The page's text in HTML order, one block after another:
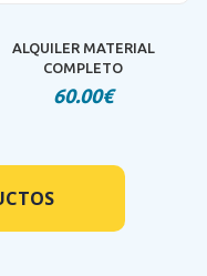
ALQUILER MATERIAL
COMPLETO
60.00€